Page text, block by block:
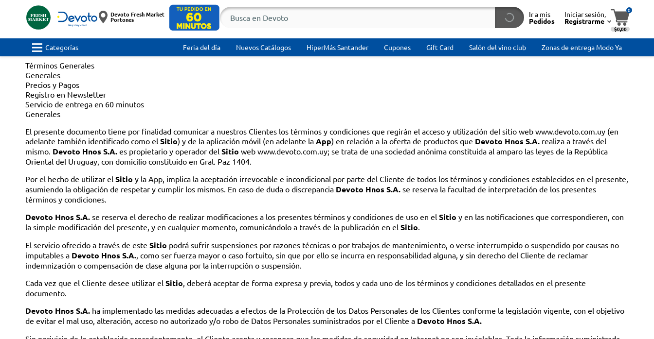
Devoto Fresh Market
Portones
Ir a mis
Pedidos
Iniciar sesión,
Registrarme
0
$0,00
Categorías Feria del día Nuevos Catálogos HiperMás Santander Cupones Gift Card Salón del vino club Zonas de entrega Modo Ya